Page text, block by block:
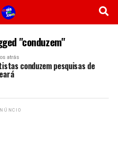
"conduzem"
atrás
conduzem pesquisas de